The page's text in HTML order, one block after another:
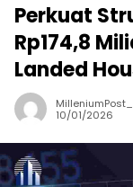
Perkuat
Rp174,8
Landed
10/01/2026